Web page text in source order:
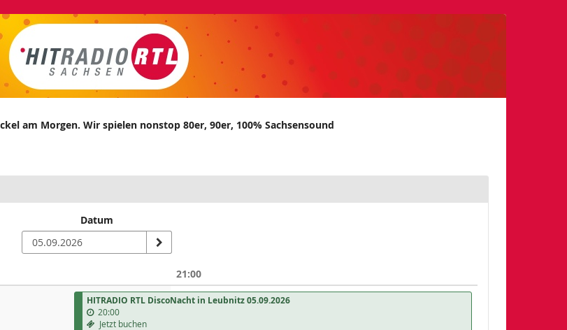
am Morgen. Wir spielen nonstop 80er, 90er, 100% Sachsensound
Datum
21:00
HITRADIO RTL DiscoNacht in Leubnitz 05.09.2026
20:00
Jetzt buchen